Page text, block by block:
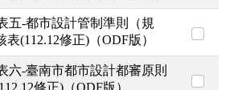
五-都市設計管制準則（規
表(112.12修正)（ODF版）
六-臺南市都市設計都審原則
修正)（ODF版）